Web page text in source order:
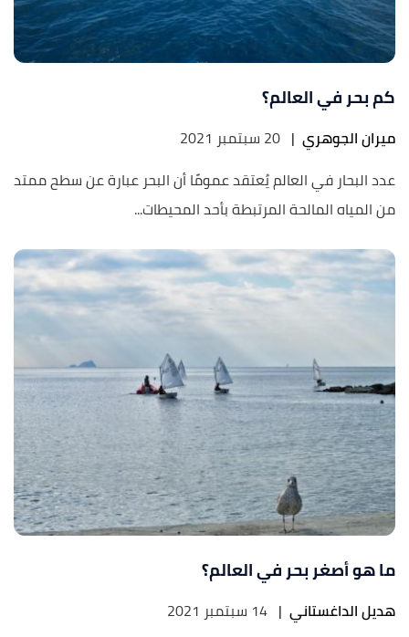
كم بحر في العالم؟
ميران الجوهري | 20 سبتمبر 2021
عدد البحار في العالم يُعتقد عمومًا أن البحر عبارة عن سطح ممتد
من المياه المالحة المرتبطة بأحد المحيطات...
ما هو أصغر بحر في العالم؟
هديل الداغستاني | 14 سبتمبر 2021